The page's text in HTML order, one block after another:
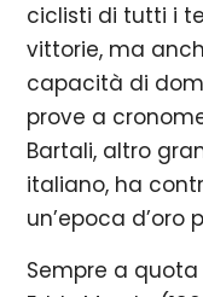
ciclisti di tutti i
vittorie, ma
capacità di
prove a
Bartali, altro
italiano, ha
un’epoca d’oro
Sempre a